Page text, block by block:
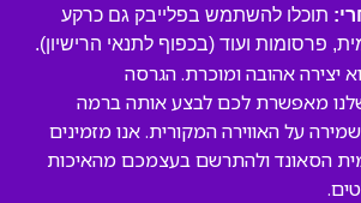
תוכלו להשתמש בפלייבק גם כרקע
פרסומות ועוד (בכפוף לתנאי הרישיון).
6” הוא יצירה אהובה ומוכרת. הגרסה
מאפשרת לכם לבצע אותה ברמה
על האווירה המקורית. אנו מזמינים
הסאונד ולהתרשם בעצמכם מהאיכות